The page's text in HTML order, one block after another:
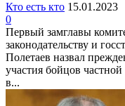
Кто есть кто 15.01.2023
0
Первый замглавы
законодательству и
Полетаев назвал
участия бойцов
в...